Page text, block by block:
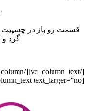
قسمت رو باز در چسپیت
گرد و
[vc_column_text text_larger=”no”]